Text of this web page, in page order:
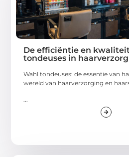
De efficiëntie en
tondeuses in
Wahl tondeuses: de essentie van
wereld van haarverzorging en